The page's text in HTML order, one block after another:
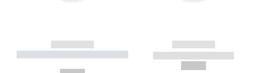
------------
----------- ----------- --------
------------
----------- -----------